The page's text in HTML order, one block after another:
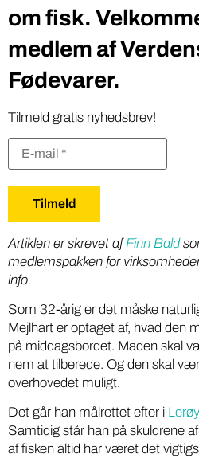
om fisk.
medlem af
Fødevarer.
Tilmeld gratis nyhedsbrev!
Artiklen er skrevet afFinn Bald
medlemspakken for
info.
Som 32-årig er det måske
Mejlhart er optaget af, hvad den
på middagsbordet. Maden skal
nem at tilberede. Og den skal
overhovedet muligt.
Det går han målrettet efter i
Samtidig står han på skuldrene
af fisken altid har været det